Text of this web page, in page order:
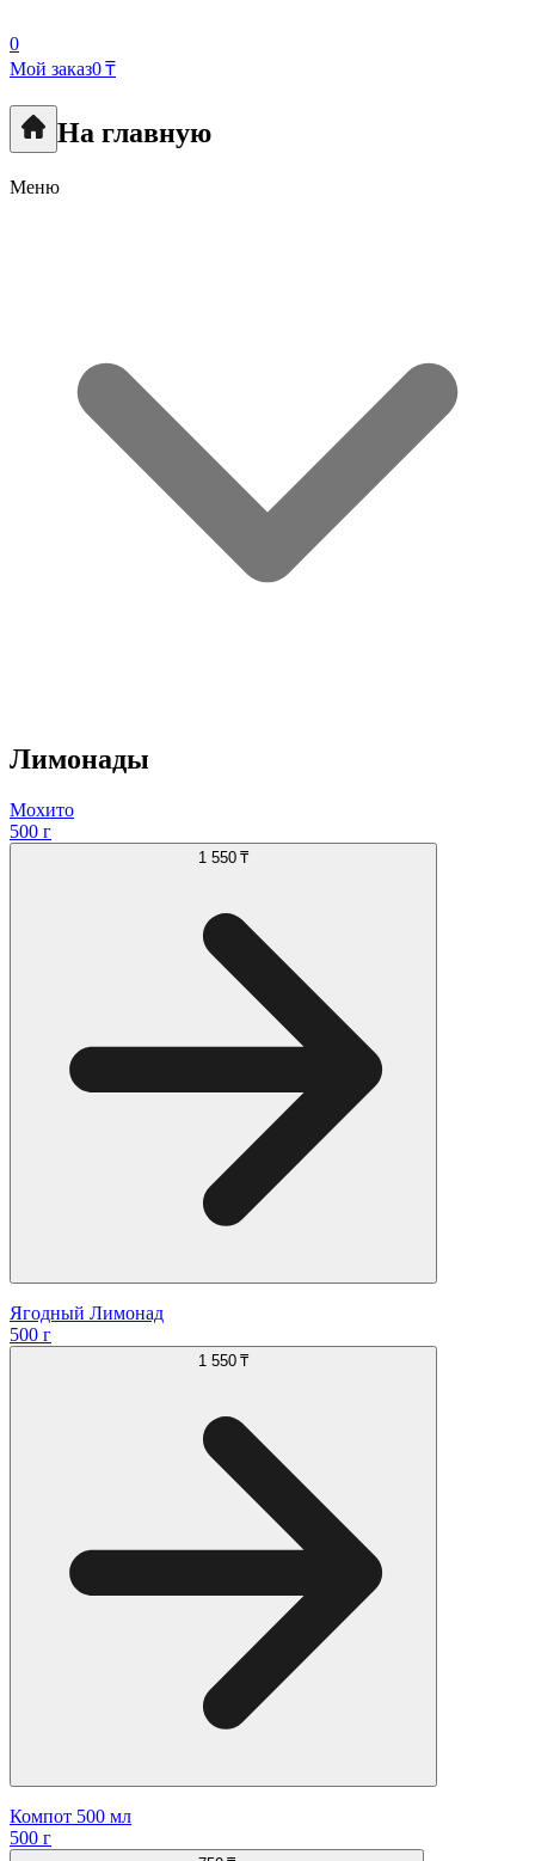
0
Мой заказ0 ₸
На главную
Меню
Лимонады
Мохито
500 г
1 550 ₸
Ягодный Лимонад
500 г
1 550 ₸
Компот 500 мл
500 г